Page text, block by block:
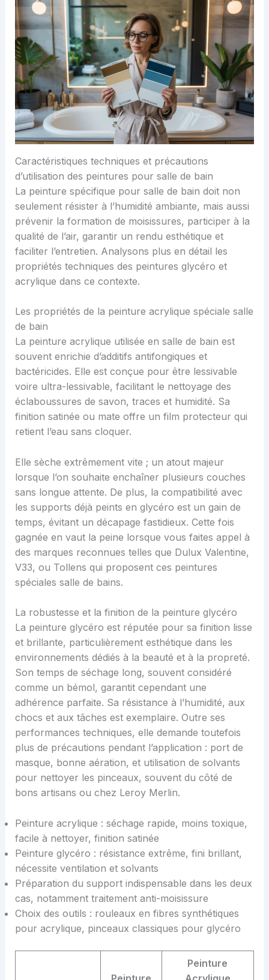
Caractéristiques techniques et précautions
d’utilisation des peintures pour salle de bain
La peinture spécifique pour salle de bain doit non
seulement résister à l’humidité ambiante, mais aussi
prévenir la formation de moisissures, participer à la
qualité de l’air, garantir un rendu esthétique et
faciliter l’entretien. Analysons plus en détail les
propriétés techniques des peintures glycéro et
acrylique dans ce contexte.
Les propriétés de la peinture acrylique spéciale salle
de bain
La peinture acrylique utilisée en salle de bain est
souvent enrichie d’additifs antifongiques et
bactéricides. Elle est conçue pour être lessivable
voire ultra-lessivable, facilitant le nettoyage des
éclaboussures de savon, traces et humidité. Sa
finition satinée ou mate offre un film protecteur qui
retient l’eau sans cloquer.
Elle sèche extrêmement vite ; un atout majeur
lorsque l’on souhaite enchaîner plusieurs couches
sans longue attente. De plus, la compatibilité avec
les supports déjà peints en glycéro est un gain de
temps, évitant un décapage fastidieux. Cette fois
gagnée en vaut la peine lorsque vous faites appel à
des marques reconnues telles que Dulux Valentine,
V33, ou Tollens qui proposent ces peintures
spéciales salle de bains.
La robustesse et la finition de la peinture glycéro
La peinture glycéro est réputée pour sa finition lisse
et brillante, particulièrement esthétique dans les
environnements dédiés à la beauté et à la propreté.
Son temps de séchage long, souvent considéré
comme un bémol, garantit cependant une
adhérence parfaite. Sa résistance à l’humidité, aux
chocs et aux tâches est exemplaire. Outre ses
performances techniques, elle demande toutefois
plus de précautions pendant l’application : port de
masque, bonne aération, et utilisation de solvants
pour nettoyer les pinceaux, souvent du côté de
bons artisans ou chez Leroy Merlin.
Peinture acrylique : séchage rapide, moins toxique,
facile à nettoyer, finition satinée
Peinture glycéro : résistance extrême, fini brillant,
nécessite ventilation et solvants
Préparation du support indispensable dans les deux
cas, notamment traitement anti-moisissure
Choix des outils : rouleaux en fibres synthétiques
pour acrylique, pinceaux classiques pour glycéro
Peinture